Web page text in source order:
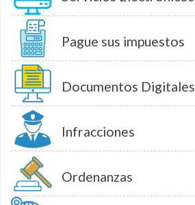
Pague sus impuestos
Documentos Digitales
Infracciones
Ordenanzas